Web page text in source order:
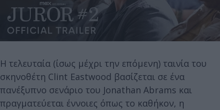
Η τελευταία (ίσως μέχρι την επόμενη) ταινία του
σκηνοθέτη Clint Eastwood βασίζεται σε ένα
πανέξυπνο σενάριο του Jonathan Abrams και
πραγματεύεται έννοιες όπως το καθήκον, η